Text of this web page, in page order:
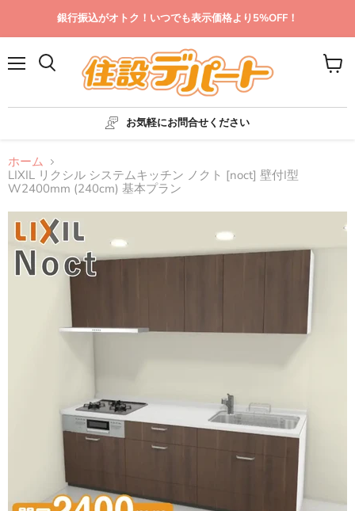
銀行振込がオトク！いつでも表示価格より5%OFF！
お気軽にお問合せください
カ
ト
ホーム
LIXIL リクシル システムキッチン ノクト [noct] 壁付I型
W2400mm (240cm) 基本プラン